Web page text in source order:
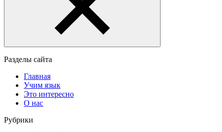
Разделы сайта
Главная
Учим язык
Это интересно
О нас
Рубрики